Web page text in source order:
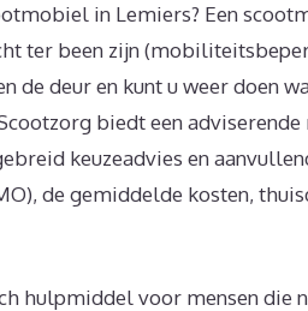
in Lemiers? Een
ter been zijn
de deur en kunt u weer doen
biedt een
keuzeadvies en
de gemiddelde kosten,
hulpmiddel voor mensen die